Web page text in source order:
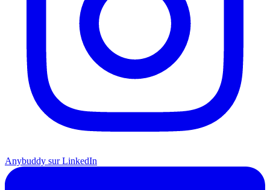
Anybuddy sur LinkedIn